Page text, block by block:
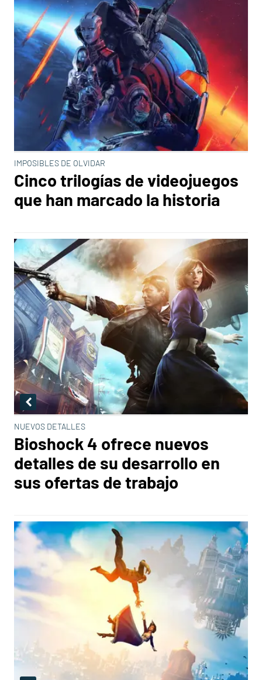
IMPOSIBLES DE OLVIDAR
Cinco trilogías de videojuegos
que han marcado la historia
NUEVOS DETALLES
Bioshock 4 ofrece nuevos
detalles de su desarrollo en
sus ofertas de trabajo